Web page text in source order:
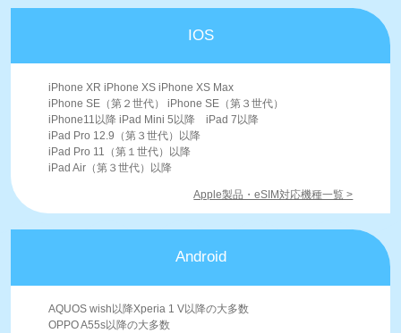
IOS
iPhone XR iPhone XS iPhone XS Max
iPhone SE（第２世代） iPhone SE（第３世代）
iPhone11以降 iPad Mini 5以降 iPad 7以降
iPad Pro 12.9（第３世代）以降
iPad Pro 11（第１世代）以降
iPad Air（第３世代）以降
Apple製品・eSIM対応機種一覧 >
Android
AQUOS wish以降Xperia 1 V以降の大多数
OPPO A55s以降の大多数